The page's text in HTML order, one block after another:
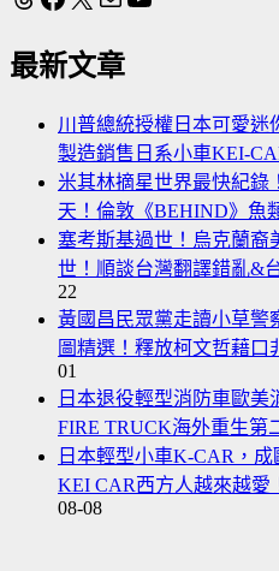
最新文章
川普總統授權日本可愛迷
製造銷售日系小車KEI-
米其林摘星世界最快紀錄
天！倫敦《BEHIND》魚
塞考斯基過世！烏克蘭裔
世！順談台灣翻譯錯亂&
22
黃國昌民眾黨走讀小草警
圖精選！釋放柯文哲藉口
01
日本退役輕型消防車歐
FIRE TRUCK海外重生第
日本輕型小車K-CAR，
KEI CAR西方人越來越愛
08-08